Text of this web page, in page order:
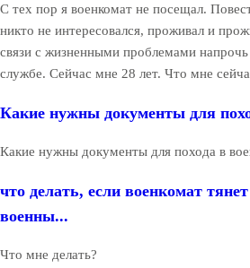
С тех пор я военкомат не посещал.
никто не интересовался, проживал и
связи с жизненными проблемами
службе. Сейчас мне 28 лет. Что мне
Какие нужны документы для
Какие нужны документы для похода в
что делать, если военкомат
военны...
Что мне делать?